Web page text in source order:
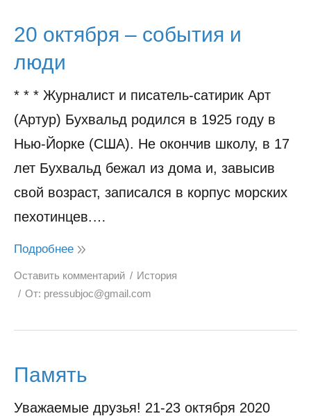
20 октября – события и
люди
* * * Журналист и писатель-сатирик Арт
(Артур) Бухвальд родился в 1925 году в
Нью-Йорке (США). Не окончив школу, в 17
лет Бухвальд бежал из дома и, завысив
свой возраст, записался в корпус морских
пехотинцев.…
Подробнее
Оставить комментарий
История
От: pressubjoc@gmail.com
Память
Уважаемые друзья! 21-23 октября 2020